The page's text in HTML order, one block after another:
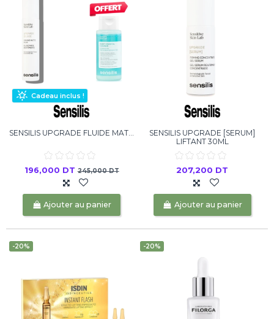
Cadeau inclus !
SENSILIS UPGRADE FLUIDE MAT...
196,000 DT245,000 DT
Ajouter au panier
SENSILIS UPGRADE [SERUM]
LIFTANT 30ML
207,200 DT
Ajouter au panier
-20% -20%